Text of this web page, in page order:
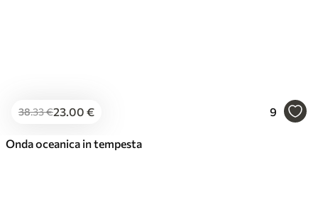
38.33€23.00 € 9
Onda oceanica in tempesta